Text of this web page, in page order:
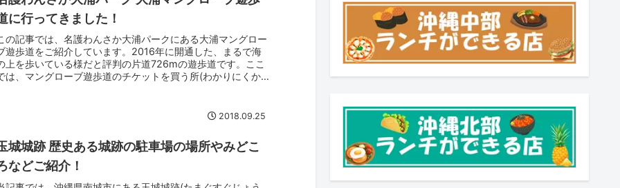
に行ってきました！
の記事では、名護わんさか大浦パークにある大浦マングロー
遊歩道をご紹介しています。2016年に開通した、まるで海
上を歩いている様だと評判の片道726mの遊歩道です。ここ
は、マングローブ遊歩道のチケットを買う所(わかりにくか
2018.09.25
城城跡 歴史ある城跡の駐車場の場所やみどこ
などご紹介！